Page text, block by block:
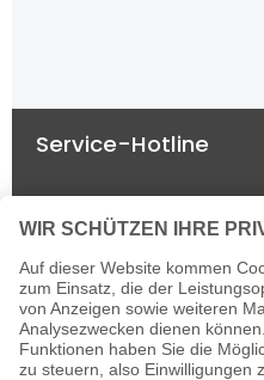
Service-Hotline
Rechtliches
Informationen
Newsletter